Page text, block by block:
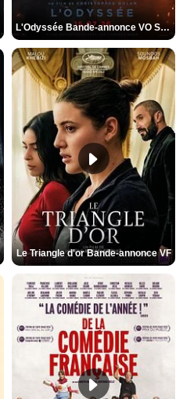
L'Odyssée Bande-annonce VO STFR
Le Triangle d'or Bande-annonce VF